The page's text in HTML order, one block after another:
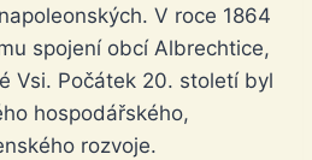
V roce 1864
spojení obcí Albrechtice,
Vsi. Počátek 20. století byl
hospodářského,
rozvoje.